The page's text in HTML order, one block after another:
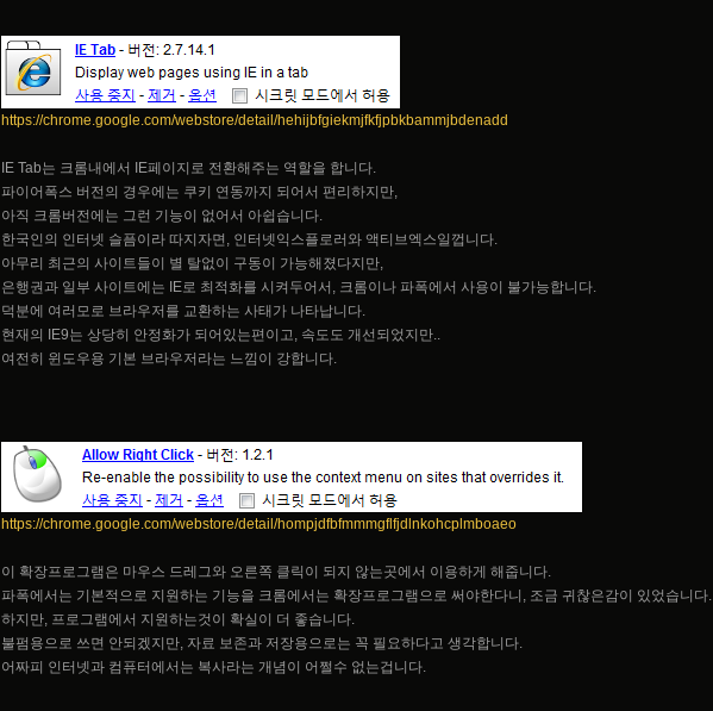
https://chrome.google.com/webstore/detail/hehijbfgiekmjfkfjpbkbammjbdenadd
IE Tab는 크롬내에서 IE페이지로 전환해주는 역할을 합니다.
파이어폭스 버전의 경우에는 쿠키 연동까지 되어서 편리하지만,
아직 크롬버전에는 그런 기능이 없어서 아쉽습니다.
한국인의 인터넷 슬픔이라 따지자면, 인터넷익스플로러와 액티브엑스일껍니다.
아무리 최근의 사이트들이 별 탈없이 구동이 가능해졌다지만,
은행권과 일부 사이트에는 IE로 최적화를 시켜두어서, 크롬이나 파폭에서 사용이 불가능합니다.
덕분에 여러모로 브라우저를 교환하는 사태가 나타납니다.
현재의 IE9는 상당히 안정화가 되어있는편이고, 속도도 개선되었지만..
여전히 윈도우용 기본 브라우저라는 느낌이 강합니다.
https://chrome.google.com/webstore/detail/hompjdfbfmmmgflfjdlnkohcplmboaeo
이 확장프로그램은 마우스 드레그와 오른쪽 클릭이 되지 않는곳에서 이용하게 해줍니다.
파폭에서는 기본적으로 지원하는 기능을 크롬에서는 확장프로그램으로 써야한다니, 조금 귀찮은감이 있었습니다.
하지만, 프로그램에서 지원하는것이 확실이 더 좋습니다.
불펌용으로 쓰면 안되겠지만, 자료 보존과 저장용으로는 꼭 필요하다고 생각합니다.
어짜피 인터넷과 컴퓨터에서는 복사라는 개념이 어쩔수 없는겁니다.